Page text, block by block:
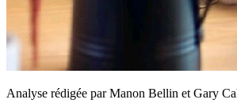
Analyse rédigée par Manon Bellin et Gary